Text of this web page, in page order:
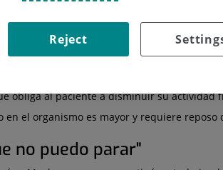
fuerte
la gripe yequipararla a un catarro
intenso.
mucho más marcado.
obliga al paciente a disminuir su actividad
el organismo es mayor y requiere reposo
no puedo parar"
Reject